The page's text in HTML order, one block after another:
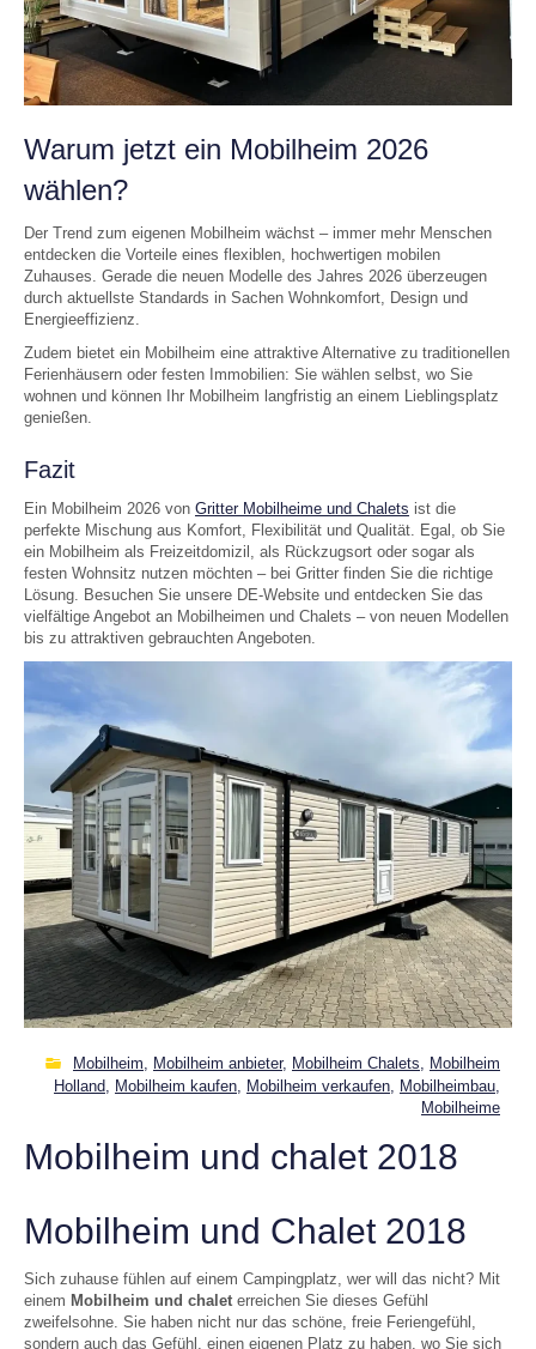
Warum jetzt ein Mobilheim 2026
wählen?
Der Trend zum eigenen Mobilheim wächst – immer mehr Menschen
entdecken die Vorteile eines flexiblen, hochwertigen mobilen
Zuhauses. Gerade die neuen Modelle des Jahres 2026 überzeugen
durch aktuellste Standards in Sachen Wohnkomfort, Design und
Energieeffizienz.
Zudem bietet ein Mobilheim eine attraktive Alternative zu traditionellen
Ferienhäusern oder festen Immobilien: Sie wählen selbst, wo Sie
wohnen und können Ihr Mobilheim langfristig an einem Lieblingsplatz
genießen.
Fazit
Ein Mobilheim 2026 von Gritter Mobilheime und Chalets ist die
perfekte Mischung aus Komfort, Flexibilität und Qualität. Egal, ob Sie
ein Mobilheim als Freizeitdomizil, als Rückzugsort oder sogar als
festen Wohnsitz nutzen möchten – bei Gritter finden Sie die richtige
Lösung. Besuchen Sie unsere DE-Website und entdecken Sie das
vielfältige Angebot an Mobilheimen und Chalets – von neuen Modellen
bis zu attraktiven gebrauchten Angeboten.
Mobilheim Mobilheim anbieter, Mobilheim Chalets
Mobilheim
Holland Mobilheim kaufen Mobilheim verkaufen Mobilheimbau
Mobilheime
Mobilheim und chalet 2018
Mobilheim und Chalet 2018
Sich zuhause fühlen auf einem Campingplatz, wer will das nicht? Mit
einem Mobilheim und chalet erreichen Sie dieses Gefühl
zweifelsohne. Sie haben nicht nur das schöne, freie Feriengefühl,
sondern auch das Gefühl, einen eigenen Platz zu haben, wo Sie sich